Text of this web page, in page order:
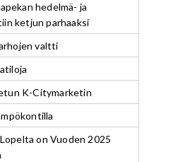
hedelmä- ja
ketjun parhaaksi
valtti
K-Citymarketin
on Vuoden 2025